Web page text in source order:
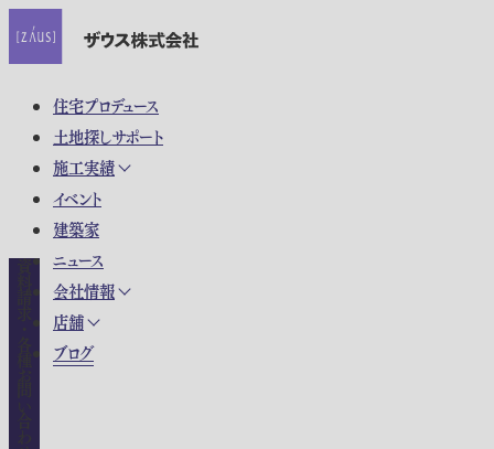
住宅プロデュース
土地探しサポート
施工実績
イベント
建築家
ニュース
会社情報
店舗
ブログ